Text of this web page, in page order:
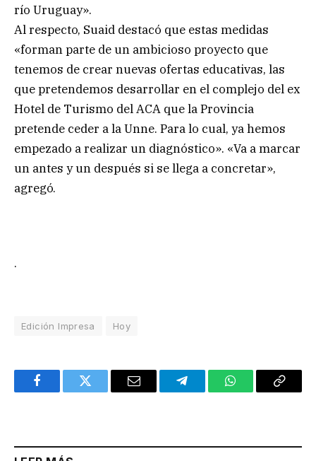
río Uruguay».
Al respecto, Suaid destacó que estas medidas
«forman parte de un ambicioso proyecto que
tenemos de crear nuevas ofertas educativas, las
que pretendemos desarrollar en el complejo del ex
Hotel de Turismo del ACA que la Provincia
pretende ceder a la Unne. Para lo cual, ya hemos
empezado a realizar un diagnóstico». «Va a marcar
un antes y un después si se llega a concretar»,
agregó.
.
Edición Impresa Hoy
FacebookTwitter Email TelegramWhatsAppCopy